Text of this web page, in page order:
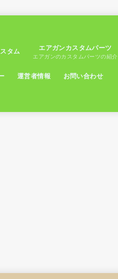
タム エアガンカスタムパーツ
エアガンのカスタムパーツの紹介
運営者情報 お問い合わせ